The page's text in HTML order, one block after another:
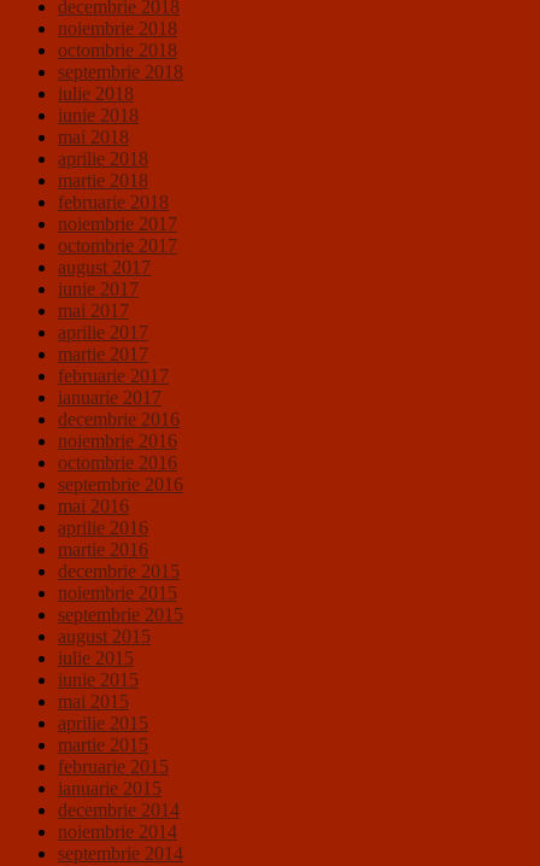
decembrie 2018
noiembrie 2018
octombrie 2018
septembrie 2018
iulie 2018
iunie 2018
mai 2018
aprilie 2018
martie 2018
februarie 2018
noiembrie 2017
octombrie 2017
august 2017
iunie 2017
mai 2017
aprilie 2017
martie 2017
februarie 2017
ianuarie 2017
decembrie 2016
noiembrie 2016
octombrie 2016
septembrie 2016
mai 2016
aprilie 2016
martie 2016
decembrie 2015
noiembrie 2015
septembrie 2015
august 2015
iulie 2015
iunie 2015
mai 2015
aprilie 2015
martie 2015
februarie 2015
ianuarie 2015
decembrie 2014
noiembrie 2014
septembrie 2014